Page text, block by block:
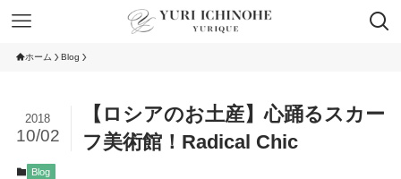
ホーム Blog
【ロシアのお土産】心踊るスカー
フ美術館！Radical Chic
2018
10/02
Blog